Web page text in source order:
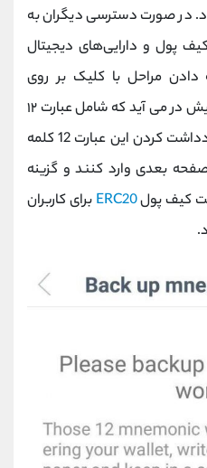
در صورت دسترسی دیگران به
پول و دارایی‌های دیجیتال
دادن مراحل با کلیک بر روی
Understood صفحه زیر به نمایش در می آید که شامل عبارت ۱۲
کلمه‌ای است. کاربران پس از یادداشت کردن این عبارت 12 کلمه
صفحه بعدی وارد کنند و گزینه
ERC20 برای کاربران